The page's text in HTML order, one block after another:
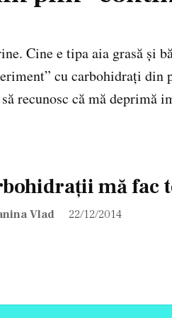
Cine e tipa aia grasă și
cu carbohidrați
recunosc că mă deprimă
mă fac
Vlad 22/12/2014